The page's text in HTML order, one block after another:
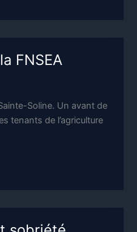
FNSEA
Soline. Un avant de
tenants de l’agriculture